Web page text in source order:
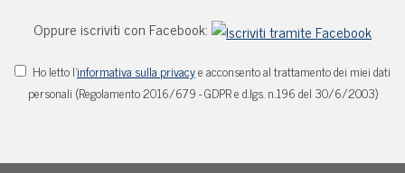
Oppure iscriviti con Facebook:
Ho letto l'informativa sulla privacye acconsento al trattamento dei miei dati
personali (Regolamento 2016/679 - GDPR e d.lgs. n.196 del 30/6/2003)